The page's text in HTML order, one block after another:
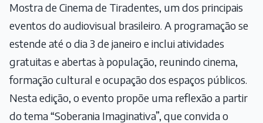
Mostra de Cinema de Tiradentes, um dos principais
eventos do audiovisual brasileiro. A programação se
estende até o dia 3 de janeiro e inclui atividades
gratuitas e abertas à população, reunindo cinema,
formação cultural e ocupação dos espaços públicos.
Nesta edição, o evento propõe uma reflexão a partir
do tema “Soberania Imaginativa”, que convida o